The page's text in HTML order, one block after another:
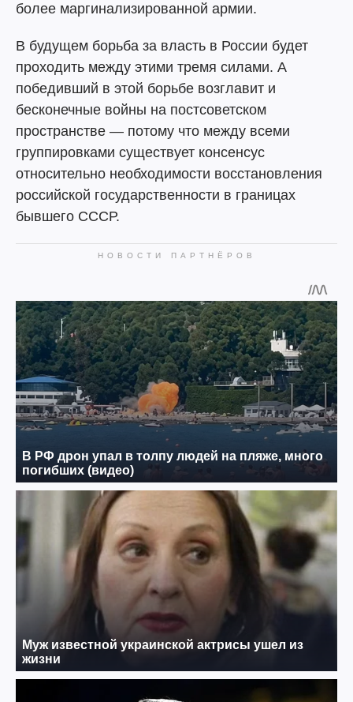
более маргинализированной армии.
В будущем борьба за власть в России будет
проходить между этими тремя силами. А
победивший в этой борьбе возглавит и
бесконечные войны на постсоветском
пространстве — потому что между всеми
группировками существует консенсус
относительно необходимости восстановления
российской государственности в границах
бывшего СССР.